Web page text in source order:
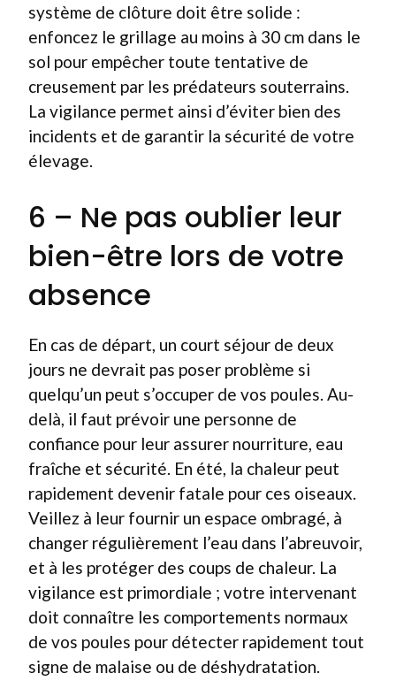
système de clôture doit être solide :
enfoncez le grillage au moins à 30 cm dans le
sol pour empêcher toute tentative de
creusement par les prédateurs souterrains.
La vigilance permet ainsi d’éviter bien des
incidents et de garantir la sécurité de votre
élevage.
6 – Ne pas oublier leur
bien-être lors de votre
absence
En cas de départ, un court séjour de deux
jours ne devrait pas poser problème si
quelqu’un peut s’occuper de vos poules. Au-
delà, il faut prévoir une personne de
confiance pour leur assurer nourriture, eau
fraîche et sécurité. En été, la chaleur peut
rapidement devenir fatale pour ces oiseaux.
Veillez à leur fournir un espace ombragé, à
changer régulièrement l’eau dans l’abreuvoir,
et à les protéger des coups de chaleur. La
vigilance est primordiale ; votre intervenant
doit connaître les comportements normaux
de vos poules pour détecter rapidement tout
signe de malaise ou de déshydratation.